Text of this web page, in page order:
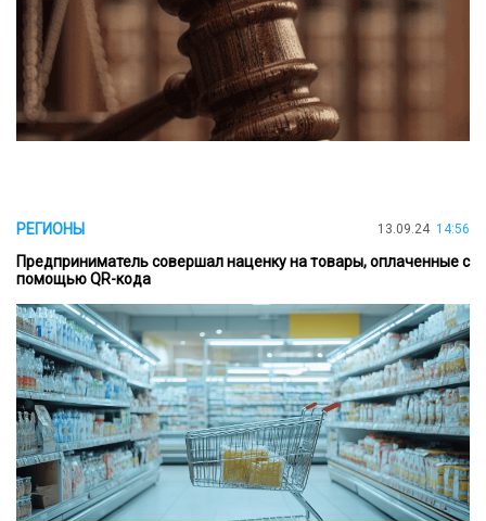
РЕГИОНЫ 13.09.24 14:56
Предприниматель совершал наценку на товары, оплаченные с
помощью QR-кода